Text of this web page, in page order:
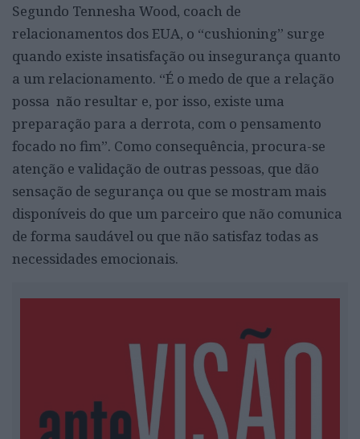
Segundo Tennesha Wood, coach de
relacionamentos dos EUA, o “cushioning” surge
quando existe insatisfação ou insegurança quanto
a um relacionamento. “É o medo de que a relação
possa não resultar e, por isso, existe uma
preparação para a derrota, com o pensamento
focado no fim”. Como consequência, procura-se
atenção e validação de outras pessoas, que dão
sensação de segurança ou que se mostram mais
disponíveis do que um parceiro que não comunica
de forma saudável ou que não satisfaz todas as
necessidades emocionais.